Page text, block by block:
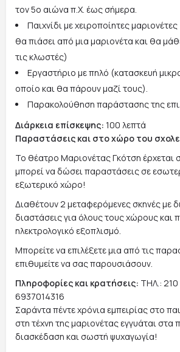
τον 5ο αιώνα π.Χ. έως σήμερα.
Παιχνίδι με χειροποίητες
θα πιάσει από μια μαριονέτα και θα
τις κλωστές)
Εργαστήριο με πηλό (κατασκευή
οποίο και θα πάρουν μαζί τους).
Παρακολούθηση παράστασης της
Διάρκεια επίσκεψης: 100 λεπτά
Παραστάσεις και στο χώρο του
Το θέατρο Μαριονέτας Γκότση έρχεται
μπορεί να δώσει παραστάσεις σε
εξωτερικό χώρο!
Διαθέτουν 2 μεταφερόμενες σκηνές με
διαστάσεις για όλους τους χώρους και
ηλεκτρολογικό εξοπλισμό.
Μπορείτε να επιλέξετε μια από τις
επιθυμείτε να σας παρουσιάσουν.
Πληροφορίες και κρατήσεις: ΤΗΛ.:
6937014316
Σαράντα πέντε χρόνια εμπειρίας στο
στη τέχνη της μαριονέτας εγγυάται στα
διασκέδαση και σωστή ψυχαγωγία!